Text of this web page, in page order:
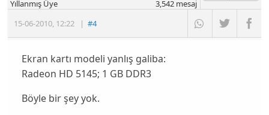
15-06-2010, 12:22 |#4
Yıllanmış Üye 3,542mesaj
Ekran kartı modeli yanlış galiba:
Radeon HD 5145; 1 GB DDR3
Böyle bir şey yok.